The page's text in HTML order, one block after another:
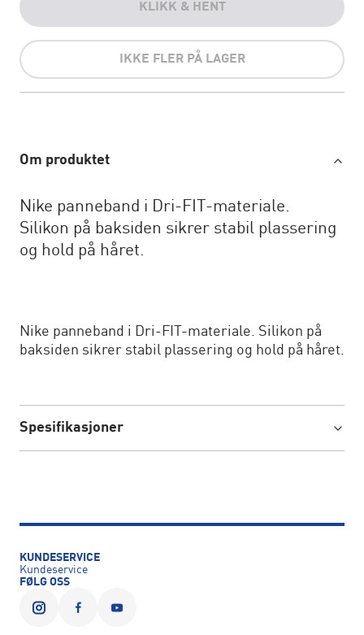
KLIKK & HENT
IKKE FLER PÅ LAGER
Om produktet
Nike panneband i Dri-FIT-materiale.
Silikon på baksiden sikrer stabil plassering
og hold på håret.
Nike panneband i Dri-FIT-materiale. Silikon på
baksiden sikrer stabil plassering og hold på håret.
Spesifikasjoner
KUNDESERVICE
Kundeservice
FØLG OSS